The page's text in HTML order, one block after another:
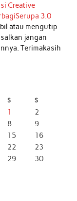
Creative
3.0
atau mengutip
jangan
Terimakasih
S S
1
2
8
9
15
16
22
23
29
30